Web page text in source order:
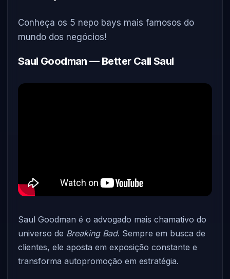
Conheça os 5 nepo bays mais famosos do
mundo dos negócios!
Saul Goodman — Better Call Saul
Saul Goodman é o advogado mais chamativo do
universo de Breaking Bad. Sempre em busca de
clientes, ele aposta em exposição constante e
transforma autopromoção em estratégia.